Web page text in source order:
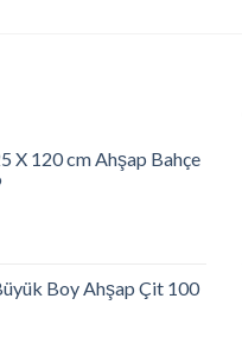
X 120 cm Ahşap Bahçe
Boy Ahşap Çit 100